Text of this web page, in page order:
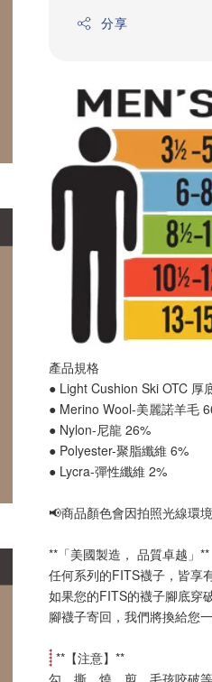
分享
產品規格
● Light Cushion Ski OTC 厚
● Merino Wool-美麗諾羊毛
● Nylon-尼龍 26%
● Polyester-聚脂纖維 6%
● Lycra-彈性纖維 2%
📢商品顏色會因拍照光線環
**「美國製造， 品質卓越」**
任何系列的FITS襪子，皆享
如果您的FITS的襪子腳底穿
腳襪子寄回，我們將換給您
**【注意】**